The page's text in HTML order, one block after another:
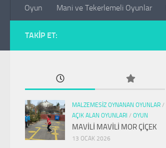
Oyun Mani ve Tekerlemeli Oyunlar
TAKIP ET:
MALZEMESIZ OYNANAN OYUNLAR /
AÇIK ALAN OYUNLARI / OYUN
MAVİLİ MAVİLİ MOR ÇİÇEK
13 OCAK 2026